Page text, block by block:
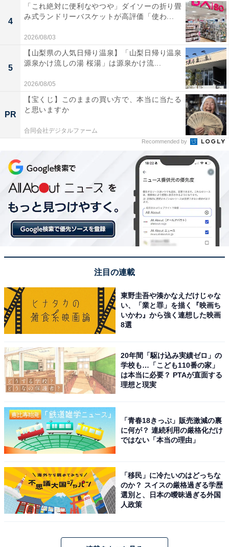
4
「これ絶対に便利なやつや」ダイソーの折り畳
み式ランドリーバスケットが高評価「使わ...
2026/08/03
5
【山梨県の人気日帰り温泉】「山梨日帰り温泉
源泉かけ流しの湯 桜湯」は源泉かけ流...
2026/08/05
PR
【宝くじ】このままの買い方で、本当に当たる
と思いますか
合同会社デジタルファーム
Recommended by
注目の連載
東野圭吾や湊かなえだけじゃな
い、「業と罪」を描く『映画ち
いかわ』から強く連想した映画
8選
20年間「駆け込み実績ゼロ」の
学校も…「こども110番の家」
は本当に必要？ PTAが直面する
理想と現実
「青春18きっぷ」販売激減の裏
に何が？ 連続利用の厳格化だけ
ではない「本当の理由」
「移民」に冷たいのはどっちな
のか？ スイスの厳格過ぎる学歴
選別と、日本の曖昧過ぎる外国
人政策